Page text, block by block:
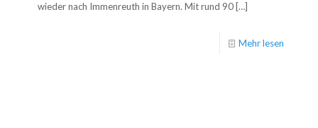
wieder nach Immenreuth in Bayern. Mit rund 90 […]
Mehr lesen